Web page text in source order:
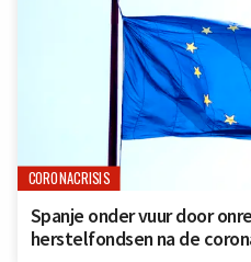
CORONACRISIS
Spanje onder vuur door
herstelfondsen na de